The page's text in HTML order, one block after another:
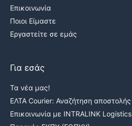
Επικοινωνία
Ποιοι Είμαστε
Εργαστείτε σε εμάς
Για εσάς
Τα νέα μας!
ΕΛΤΑ Courier: Αναζήτηση αποστολής
Επικοινωνία με INTRALINK Logistics